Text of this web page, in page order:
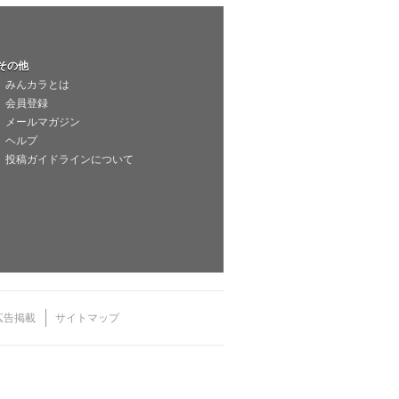
の他
みんカラとは
会員登録
メールマガジン
ヘルプ
投稿ガイドラインについて
告掲載 サイトマップ